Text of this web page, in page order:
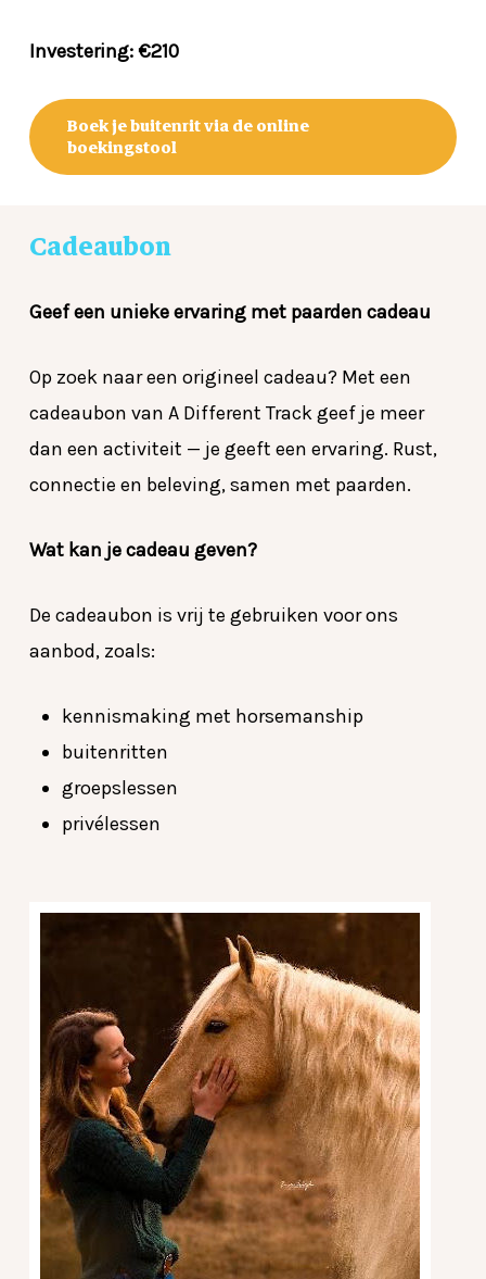
Investering: €210
Boek je buitenrit via de online
boekingstool
Cadeaubon
Geef een unieke ervaring met paarden cadeau
Op zoek naar een origineel cadeau? Met een
cadeaubon van A Different Track geef je meer
dan een activiteit — je geeft een ervaring. Rust,
connectie en beleving, samen met paarden.
Wat kan je cadeau geven?
De cadeaubon is vrij te gebruiken voor ons
aanbod, zoals:
kennismaking met horsemanship
buitenritten
groepslessen
privélessen